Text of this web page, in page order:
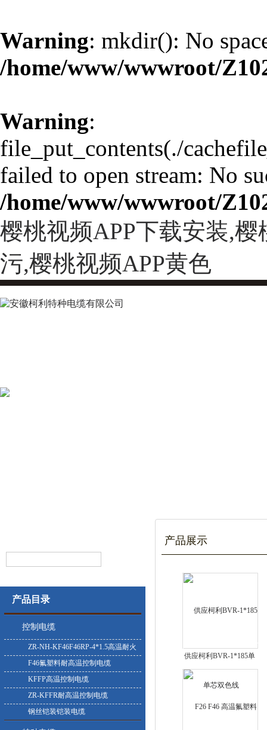
Warning: mkdir(): No
/home/www/wwwroot/
Warning:
file_put_contents(./
failed to open stream: No
/home/www/wwwroot/
樱桃视频APP下载安装,
污,樱桃视频APP黄色
产品目录
控制电缆
ZR-NH-KF46F46RP-4*1.5高温耐火
控制电缆
F46氟塑料耐高温控制电缆
KFFP高温控制电缆
ZR-KFFR耐高温控制电缆
钢丝铠装铠装电缆
产品展示
供应柯利BVR-1*185单
芯双色线